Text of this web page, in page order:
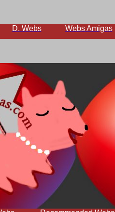
D. Webs Webs Amigas